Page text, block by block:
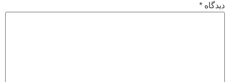
دیدگاه *